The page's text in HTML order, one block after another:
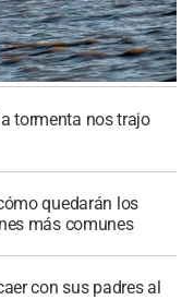
tormenta nos trajo
quedarán los
más comunes
con sus padres al